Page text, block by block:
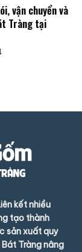
vận chuyển và
Tràng tại
kết nhiều
tạo thành
sản xuất quy
Tràng nâng